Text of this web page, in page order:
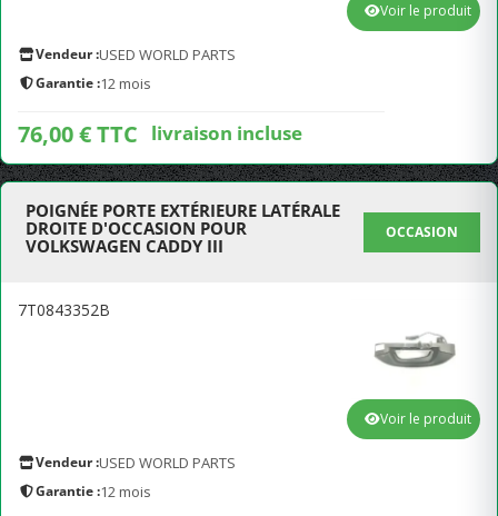
Vendeur :USED WORLD PARTS
Garantie :12 mois
76,00 € TTC livraison incluse
Voir le produit
POIGNÉE PORTE EXTÉRIEURE LATÉRALE
DROITE D'OCCASION POUR
VOLKSWAGEN CADDY III
OCCASION
7T0843352B
Vendeur :USED WORLD PARTS
Garantie :12 mois
Voir le produit